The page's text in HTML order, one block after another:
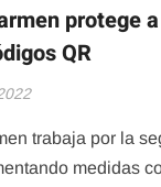
protege
QR
trabaja por la
medidas